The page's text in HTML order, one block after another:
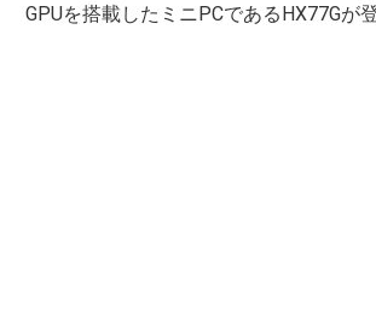
GPUを搭載したミニPCであるHX77Gが